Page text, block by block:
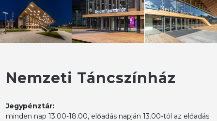
Nemzeti Táncszínház
Jegypénztár:
minden nap 13.00-18.00, előadás napján 13.00-tól az előadás